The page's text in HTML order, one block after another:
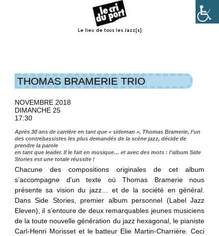
Le lieu de tous les Jazz[s]
THOMAS BRAMERIE TRIO
NOVEMBRE 2018
DIMANCHE 25
17:30
Après 30 ans de carrière en tant que « sideman », Thomas Bramerie, l’un
des contrebassistes les plus demandés de la scène jazz, décide de
prendre la parole
en tant que leader. Il le fait en musique… et avec des mots : l’album Side
Stories est une totale réussite !
Chacune des compositions originales de cet album
s’accompagne d’un texte où Thomas Bramerie nous
présente sa vision du jazz… et de la société en général.
Dans Side Stories, premier album personnel (Label Jazz
Eleven), il s’entoure de deux remarquables jeunes musiciens
de la toute nouvelle génération du jazz hexagonal, le pianiste
Carl-Henri Morisset et le batteur Elie Martin-Charrière. Ceci